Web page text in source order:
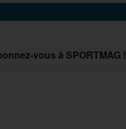
vous à SPORTMAG !